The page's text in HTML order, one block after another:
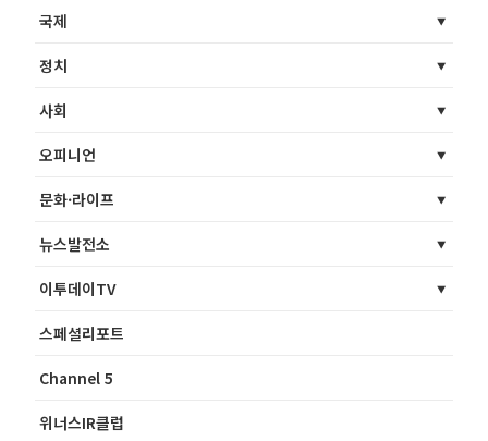
국제
정치
사회
오피니언
문화·라이프
뉴스발전소
이투데이TV
스페셜리포트
Channel 5
위너스IR클럽